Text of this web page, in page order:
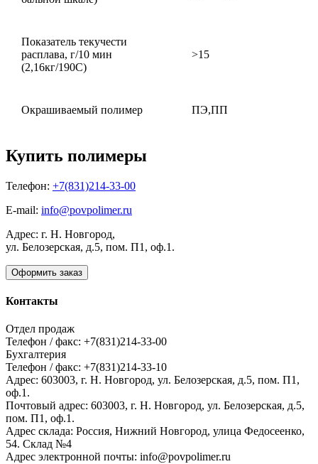
Показатель текучести
расплава, г/10 мин
(2,16кг/190С)
>15
Окрашиваемый полимер ПЭ,ПП
Купить полимеры
Телефон: +7(831)214-33-00
E-mail: info@povpolimer.ru
Адрес: г. Н. Новгород,
ул. Белозерская, д.5, пом. П1, оф.1.
Оформить заказ
Контакты
Отдел продаж
Телефон / факс: +7(831)214-33-00
Бухгалтерия
Телефон / факс: +7(831)214-33-10
Адрес: 603003, г. Н. Новгород, ул. Белозерская, д.5, пом. П1,
оф.1.
Почтовый адрес: 603003, г. Н. Новгород, ул. Белозерская, д.5,
пом. П1, оф.1.
Адрес склада: Россия, Нижний Новгород, улица Федосеенко,
54. Склад №4
Адрес электронной почты: info@povpolimer.ru